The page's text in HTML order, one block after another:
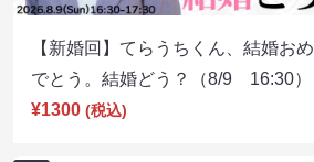
【新婚回】てらうちくん、結婚おめ
でとう。結婚どう？（8/9 16:30）
¥1300 (税込)